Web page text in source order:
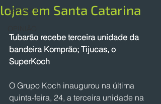
ARTIGOS
lojas em Santa Catarina
Tubarão recebe terceira unidade da
bandeira Komprão; Tijucas, o
SuperKoch
O Grupo Koch inaugurou na última
quinta-feira, 24, a terceira unidade na